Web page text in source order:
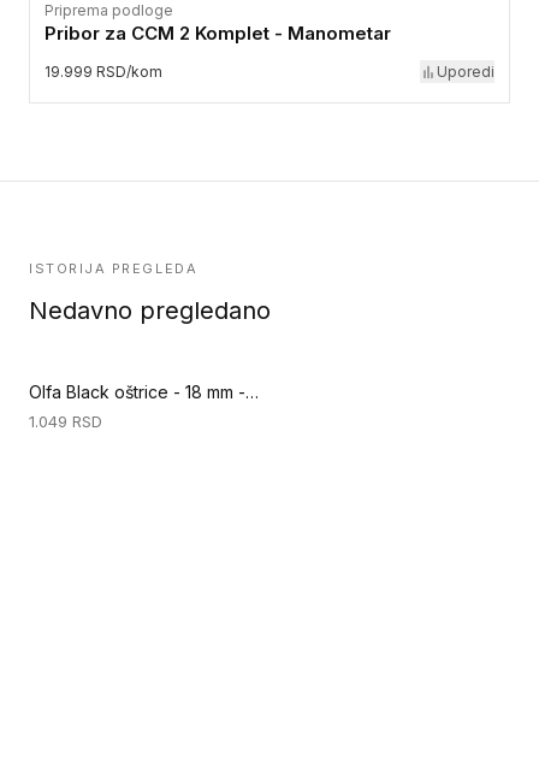
Priprema podloge
Pribor za CCM 2 Komplet - Manometar
19.999 RSD/kom Uporedi
ISTORIJA PREGLEDA
Nedavno pregledano
Olfa Black oštrice - 18 mm - 10 komada (Ručni alati za podove)
1.049 RSD